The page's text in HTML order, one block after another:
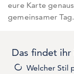
eure Karte
gemeinsamer Tag.
Das findet
Welcher Stil